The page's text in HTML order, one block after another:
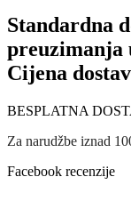
Standardna
preuzimanja
Cijena
BESPLATNA
Za narudžbe iznad
Facebook recenzije